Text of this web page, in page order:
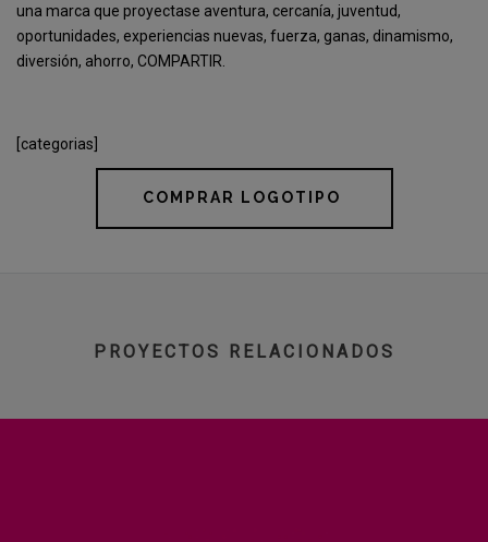
una marca que proyectase aventura, cercanía, juventud,
oportunidades, experiencias nuevas, fuerza, ganas, dinamismo,
diversión, ahorro, COMPARTIR.
[categorias]
COMPRAR LOGOTIPO
PROYECTOS RELACIONADOS